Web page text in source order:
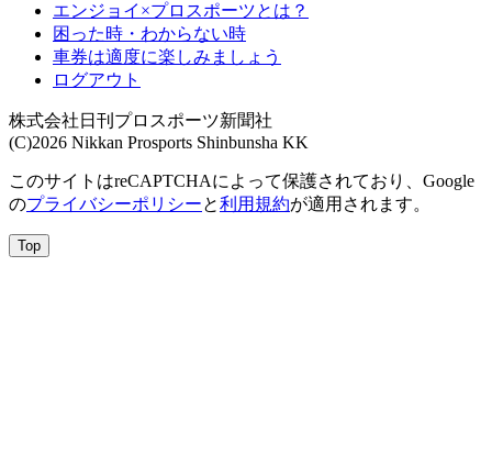
エンジョイ×プロスポーツとは？
困った時・わからない時
車券は適度に楽しみましょう
ログアウト
株式会社日刊プロスポーツ新聞社
(C)2026 Nikkan Prosports Shinbunsha KK
このサイトはreCAPTCHAによって保護されており、Google
のプライバシーポリシーと利用規約が適用されます。
Top